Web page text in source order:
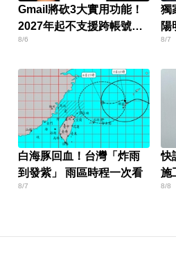
Gmail將砍3大實用功能！
2027年起不支援跨帳號寄
信
8/6
獨
陽
找
8/7
白海豚回血！台灣「炸雨
到發紫」 雨區時程一次看
8/7
快
施
8/8